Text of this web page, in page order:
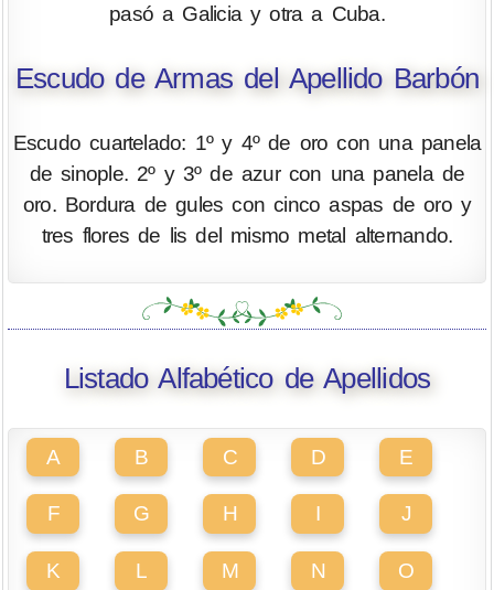
pasó a Galicia y otra a Cuba.
Escudo de Armas del Apellido Barbón
Escudo cuartelado: 1º y 4º de oro con una panela
de sinople. 2º y 3º de azur con una panela de
oro. Bordura de gules con cinco aspas de oro y
tres flores de lis del mismo metal alternando.
Listado Alfabético de Apellidos
A B C D E
F G H I J
K L M N O